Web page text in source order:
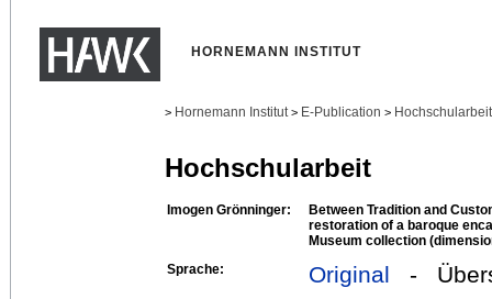
HORNEMANN INSTITUT
> Hornemann Institut > E-Publication >
Hochschularbeit
Imogen Grönninger:
Between Tradition and
restoration of a baroque
Museum collection
Sprache:
Original -